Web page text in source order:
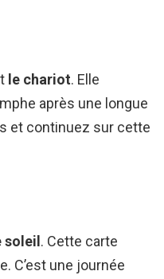
le chariot. Elle
après une longue
et continuez sur cette
soleil. Cette carte
C’est une journée